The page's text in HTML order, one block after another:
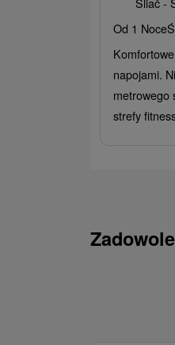
Od 1 Noce
napojami.
metrowego
strefy